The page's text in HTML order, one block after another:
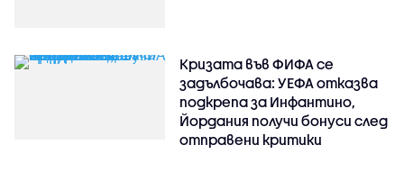
Кризата във ФИФА се
задълбочава: УЕФА отказва
подкрепа за Инфантино,
Йордания получи бонуси след
отправени критики